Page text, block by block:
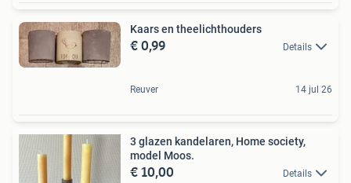
Kaars en theelichthouders
€ 0,99 Details
Reuver 14 jul 26
3 glazen kandelaren, Home society,
model Moos.
€ 10,00 Details